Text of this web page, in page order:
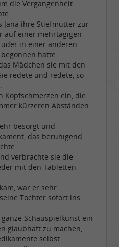
die Vergangenheit
Jana ihre Stiefmutter zur
auf einer mehrtägigen
in einer anderen
hatte.
Mädchen sie mit den
redete und redete, so
Kopfschmerzen ein, die
kürzeren Abständen
besorgt und
das beruhigend
verbrachte sie die
mit den Tabletten
war er sehr
Tochter sofort ins
Schauspielkunst ein
glaubhaft zu machen,
selbst